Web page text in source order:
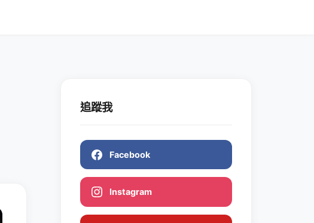
追蹤我
Facebook
Instagram